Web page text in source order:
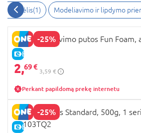
smėlis(1) Modeliavimo ir lipdymo
-25%
E-KAINA
OOSH formavimo putos Fun Foam,
2,69 €
3,59 €
Perkant papildomą prekę internetu
-25%
E-KAINA
OOSH slaimas Standard, 500g, 1
86103TQ2